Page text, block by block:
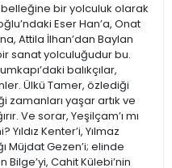
belleğine bir yolculuk olarak
Eser Han’a, Onat
Attila İlhan’dan Baylan
sanat yolculuğudur bu.
balıkçılar,
Ülkü Tamer, özlediği
zamanları yaşar artık ve
Ve sorar, Yeşilçam’ı mı
Kenter’i, Yılmaz
Müjdat Gezen’i; elinde
Cahit Külebi’nin